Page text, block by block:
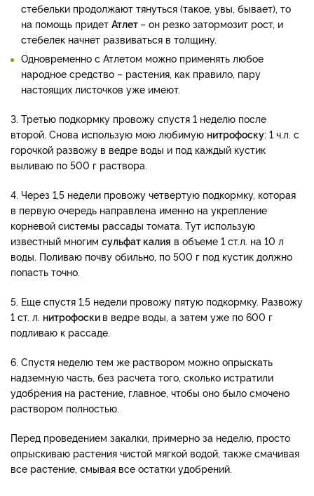
стебельки продолжают тянуться (такое, увы, бывает), то
на помощь придет Атлет– он резко затормозит рост, и
стебелек начнет развиваться в толщину.
Одновременно с Атлетом можно применять любое
народное средство – растения, как правило, пару
настоящих листочков уже имеют.
3. Третью подкормку провожу спустя 1 неделю после
второй. Снова использую мою любимую нитрофоску: 1 ч.л. с
горочкой развожу в ведре воды и под каждый кустик
выливаю по 500 г раствора.
4. Через 1,5 недели провожу четвертую подкормку, которая
в первую очередь направлена именно на укрепление
корневой системы рассады томата. Тут использую
известный многим сульфат калия в объеме 1 ст.л. на 10 л
воды. Поливаю почву обильно, по 500 г под кустик должно
попасть точно.
5. Еще спустя 1,5 недели провожу пятую подкормку. Развожу
1 ст. л. нитрофоски в ведре воды, а затем уже по 600 г
подливаю к рассаде.
6. Спустя неделю тем же раствором можно опрыскать
надземную часть, без расчета того, сколько истратили
удобрения на растение, главное, чтобы оно было смочено
раствором полностью.
Перед проведением закалки, примерно за неделю, просто
опрыскиваю растения чистой мягкой водой, также смачивая
все растение, смывая все остатки удобрений.